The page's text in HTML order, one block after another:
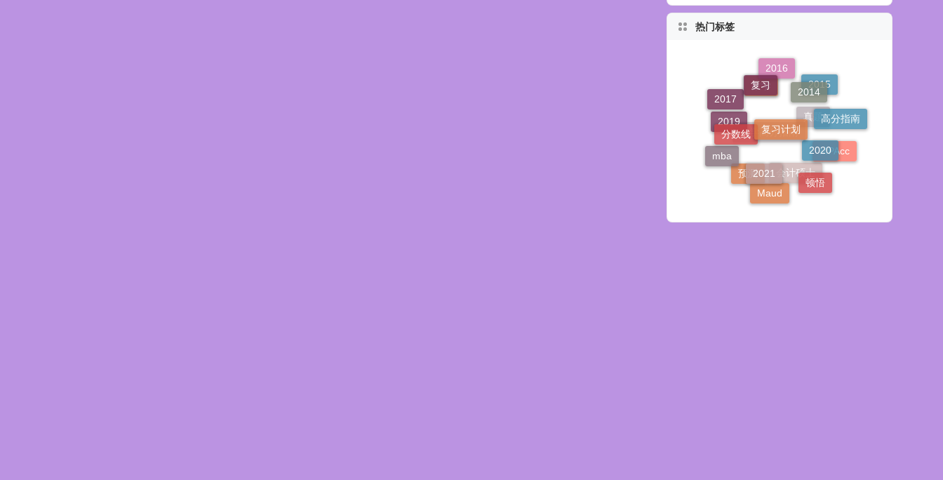
热门标签
数学
2016
2015
真题
数学高分指南
2019
2017
复习
2014
高分指南
MPAcc
会计硕士
预测
mba
分数线
2020
顿悟
Maud
2021